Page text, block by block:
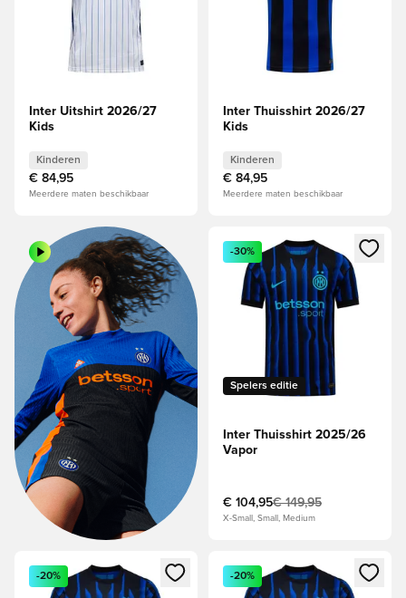
Inter Uitshirt 2026/27
Kids
Kinderen
€ 84,95
Meerdere maten beschikbaar
Inter Thuisshirt 2026/27
Kids
Kinderen
€ 84,95
Meerdere maten beschikbaar
Opent een venster om in te
Spelers editie
-30%
Inter Thuisshirt 2025/26
Vapor
€ 104,95€ 149,95
X-Small, Small, Medium
Opent een venster om in te loggen of je aan te melden als
-20%
Opent een venster om in te
-20%